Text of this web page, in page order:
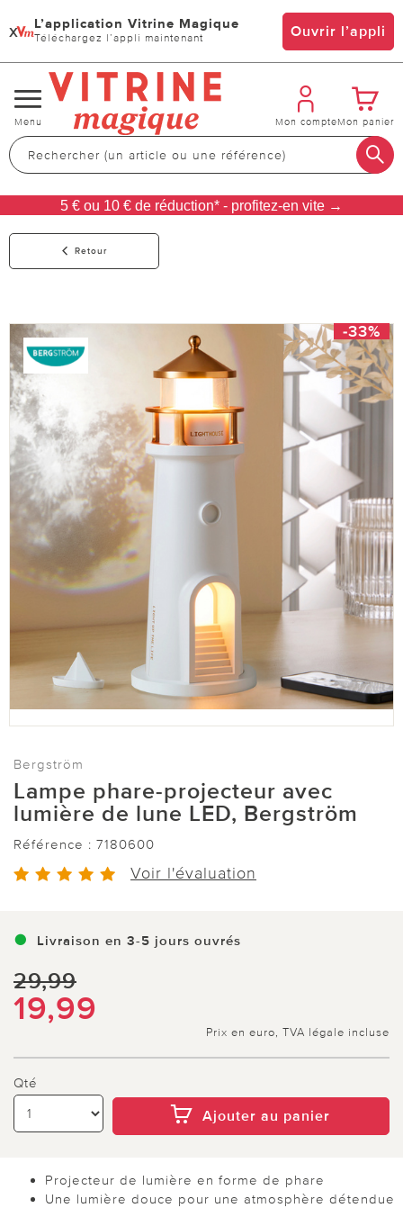
x L’application Vitrine Magique
Téléchargez l’appli maintenant Ouvrir l’appli
Changer
de
navigation
Menu Mon compteMon panier
5 € ou 10 € de réduction* - profitez-en vite →
Retour
-33%
Bergström
Lampe phare-projecteur avec
lumière de lune LED, Bergström
Référence : 7180600
Voir l'évaluation
Livraison en 3-5 jours ouvrés
29,99
19,99
Prix en euro, TVA légale incluse
Qté
Ajouter au panier
Projecteur de lumière en forme de phare
Une lumière douce pour une atmosphère détendue